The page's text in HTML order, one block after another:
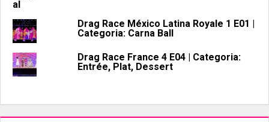
Drag Race México Latina Royale 1 E01 |
Categoria: Carna Ball
Drag Race France 4 E04 | Categoria:
Entrée, Plat, Dessert